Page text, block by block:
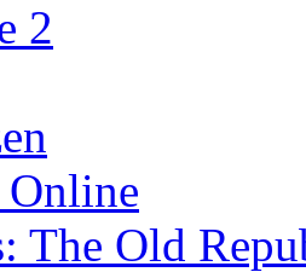
2
Online
The Old